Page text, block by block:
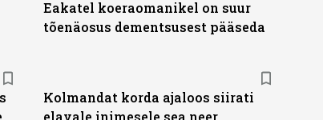
Eakatel koeraomanikel on suur
tõenäosus dementsusest pääseda
Kolmandat korda ajaloos siirati
elavale inimesele sea neer